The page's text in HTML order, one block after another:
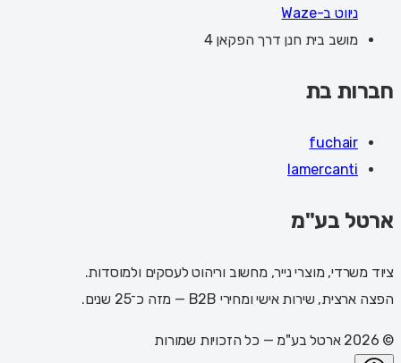
ניווט ב-Waze
מושב בית חנן דרך הפקאן 4
חברות בת
fuchair
lamercanti
ארטל בע"מ
ציוד משרדי, מוצרי נייר, מחשוב וריהוט לעסקים ולמוסדות.
הפצה ארצית, שירות אישי ומחירי B2B — מזה כ־25 שנים.
©
2026 ארטל בע"מ — כל הזכויות שמורות